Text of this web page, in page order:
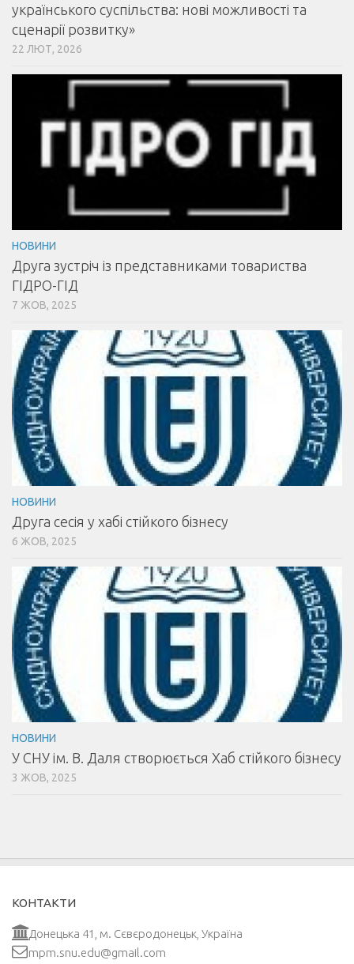
українського суспільства: нові можливості та
сценарії розвитку»
22 ЛЮТ, 2026
НОВИНИ
Друга зустріч із представниками товариства
ГІДРО-ГІД
7 ЖОВ, 2025
НОВИНИ
Друга сесія у хабі стійкого бізнесу
6 ЖОВ, 2025
НОВИНИ
У СНУ ім. В. Даля створюється Хаб стійкого бізнесу
3 ЖОВ, 2025
КОНТАКТИ
Донецька 41, м. Сєвєродонецьк, Україна
mpm.snu.edu@gmail.com